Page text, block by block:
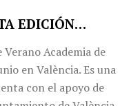
EDICIÓN…
Academia de
en València. Es una
con el apoyo de